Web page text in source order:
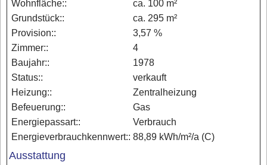
Wohnfläche::
ca. 100 m²
Grundstück::
ca. 295 m²
Provision::
3,57 %
Zimmer::
4
Baujahr::
1978
Status::
verkauft
Heizung::
Zentralheizung
Befeuerung::
Gas
Energiepassart::
Verbrauch
Energieverbrauchkennwert::88,89 kWh/m²/a (C)
Ausstattung